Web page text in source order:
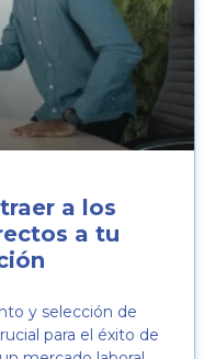
a los
a tu
y selección de
para el éxito de